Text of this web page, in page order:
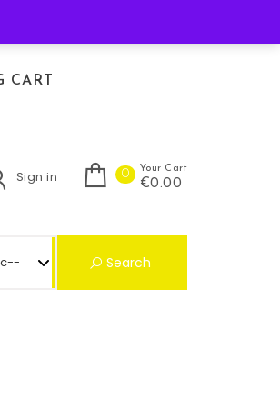
CART
Sign in 0 Your Cart
€0.00
Search